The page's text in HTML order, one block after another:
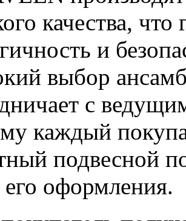
качества,
и
выбор
с
каждый
подвесной
его оформления.